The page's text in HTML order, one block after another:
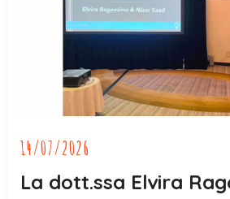
14/07/2026
La dott.ssa Elvira